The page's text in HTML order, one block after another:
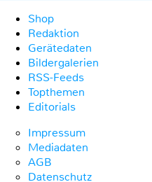
Shop
Redaktion
Gerätedaten
Bildergalerien
RSS-Feeds
Topthemen
Editorials
Impressum
Mediadaten
AGB
Datenschutz